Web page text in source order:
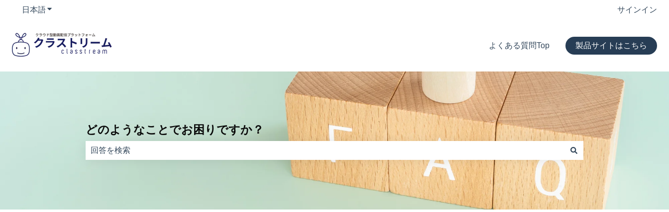
日本語翻訳のサブメニューを表示 サインイン
よくある質問Top 製品サイトはこちら
どのようなことでお困りですか？